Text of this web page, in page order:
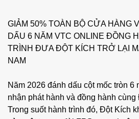
GIẢM 50% TOÀN BỘ CỬA HÀNG
DẤU 6 NĂM VTC ONLINE ĐỒNG
TRÌNH ĐƯA ĐỘT KÍCH TRỞ LẠI
NAM
Năm 2026 đánh dấu cột mốc tròn 6
nhận phát hành và đồng hành
Trong suốt hành trình đó, Đột Kích